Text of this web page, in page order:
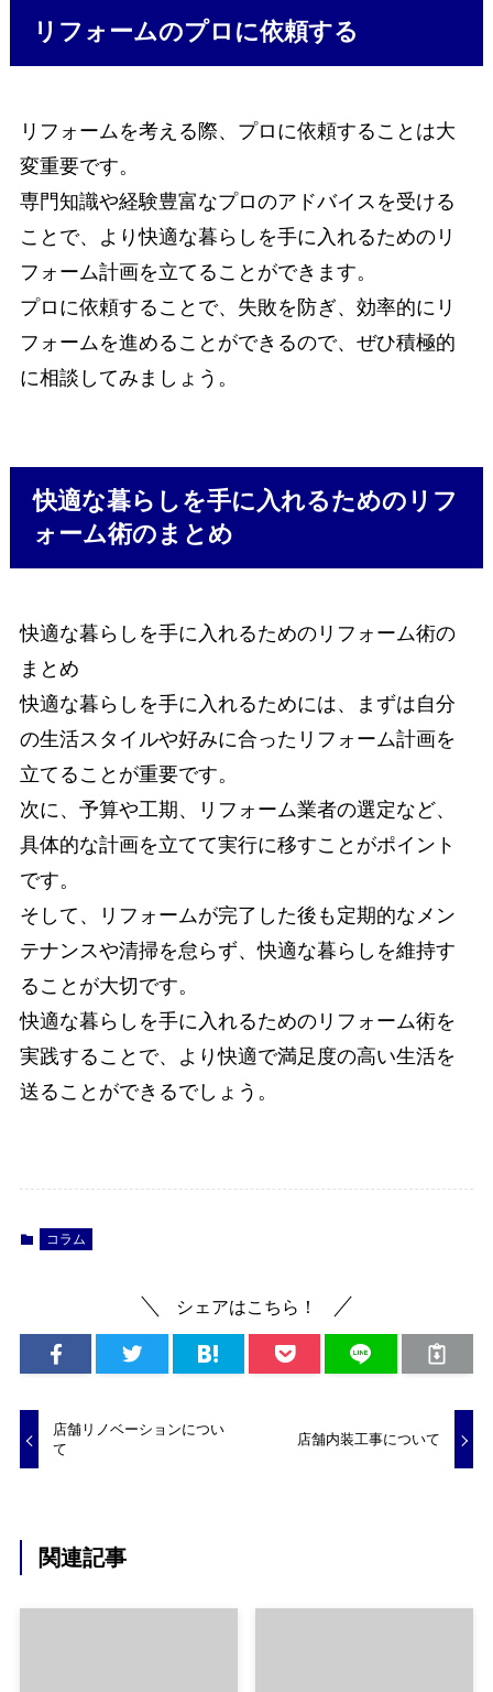
リフォームのプロに依頼する
リフォームを考える際、プロに依頼することは大
変重要です。
専門知識や経験豊富なプロのアドバイスを受ける
ことで、より快適な暮らしを手に入れるためのリ
フォーム計画を立てることができます。
プロに依頼することで、失敗を防ぎ、効率的にリ
フォームを進めることができるので、ぜひ積極的
に相談してみましょう。
快適な暮らしを手に入れるためのリフ
ォーム術のまとめ
快適な暮らしを手に入れるためのリフォーム術の
まとめ
快適な暮らしを手に入れるためには、まずは自分
の生活スタイルや好みに合ったリフォーム計画を
立てることが重要です。
次に、予算や工期、リフォーム業者の選定など、
具体的な計画を立てて実行に移すことがポイント
です。
そして、リフォームが完了した後も定期的なメン
テナンスや清掃を怠らず、快適な暮らしを維持す
ることが大切です。
快適な暮らしを手に入れるためのリフォーム術を
実践することで、より快適で満足度の高い生活を
送ることができるでしょう。
コラム
シェアはこちら！
店舗リノベーションについ
て
店舗内装工事について
関連記事